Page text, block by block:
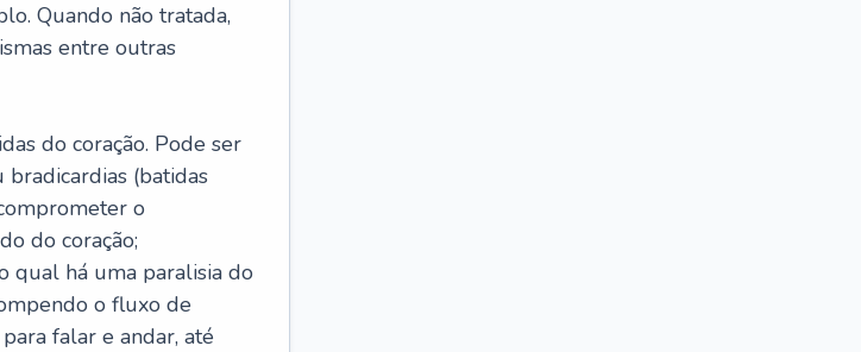
Quando não tratada,
entre outras
do coração. Pode ser
bradicardias (batidas
o
do coração;
qual há uma paralisia do
o fluxo de
falar e andar, até